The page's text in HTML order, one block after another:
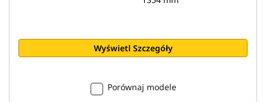
Wyświetl Szczegóły
Porównaj modele